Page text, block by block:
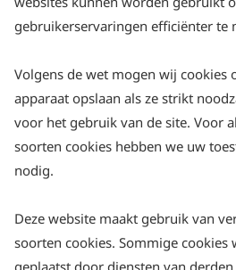
gebruikerservaringen efficiënter te
Volgens de wet mogen wij cookies
apparaat opslaan als ze strikt
voor het gebruik van de site. Voor
soorten cookies hebben we uw
nodig.
Deze website maakt gebruik van
soorten cookies. Sommige cookies
geplaatst door diensten van